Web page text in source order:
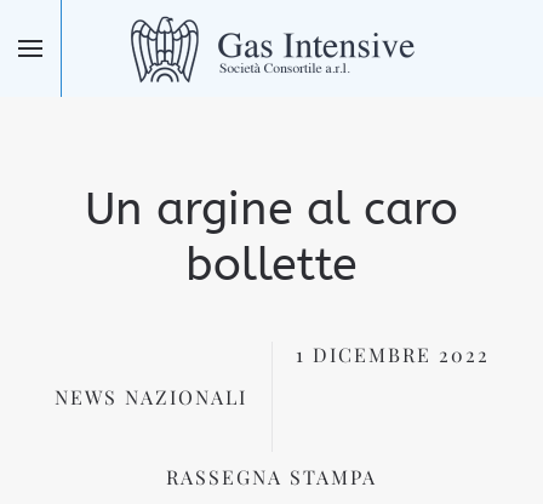
Skip to main content
Un argine al caro
bollette
NEWS NAZIONALI
1 DICEMBRE 2022
RASSEGNA STAMPA